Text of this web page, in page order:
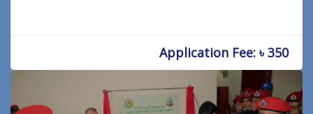
Application Fee: ৳ 350